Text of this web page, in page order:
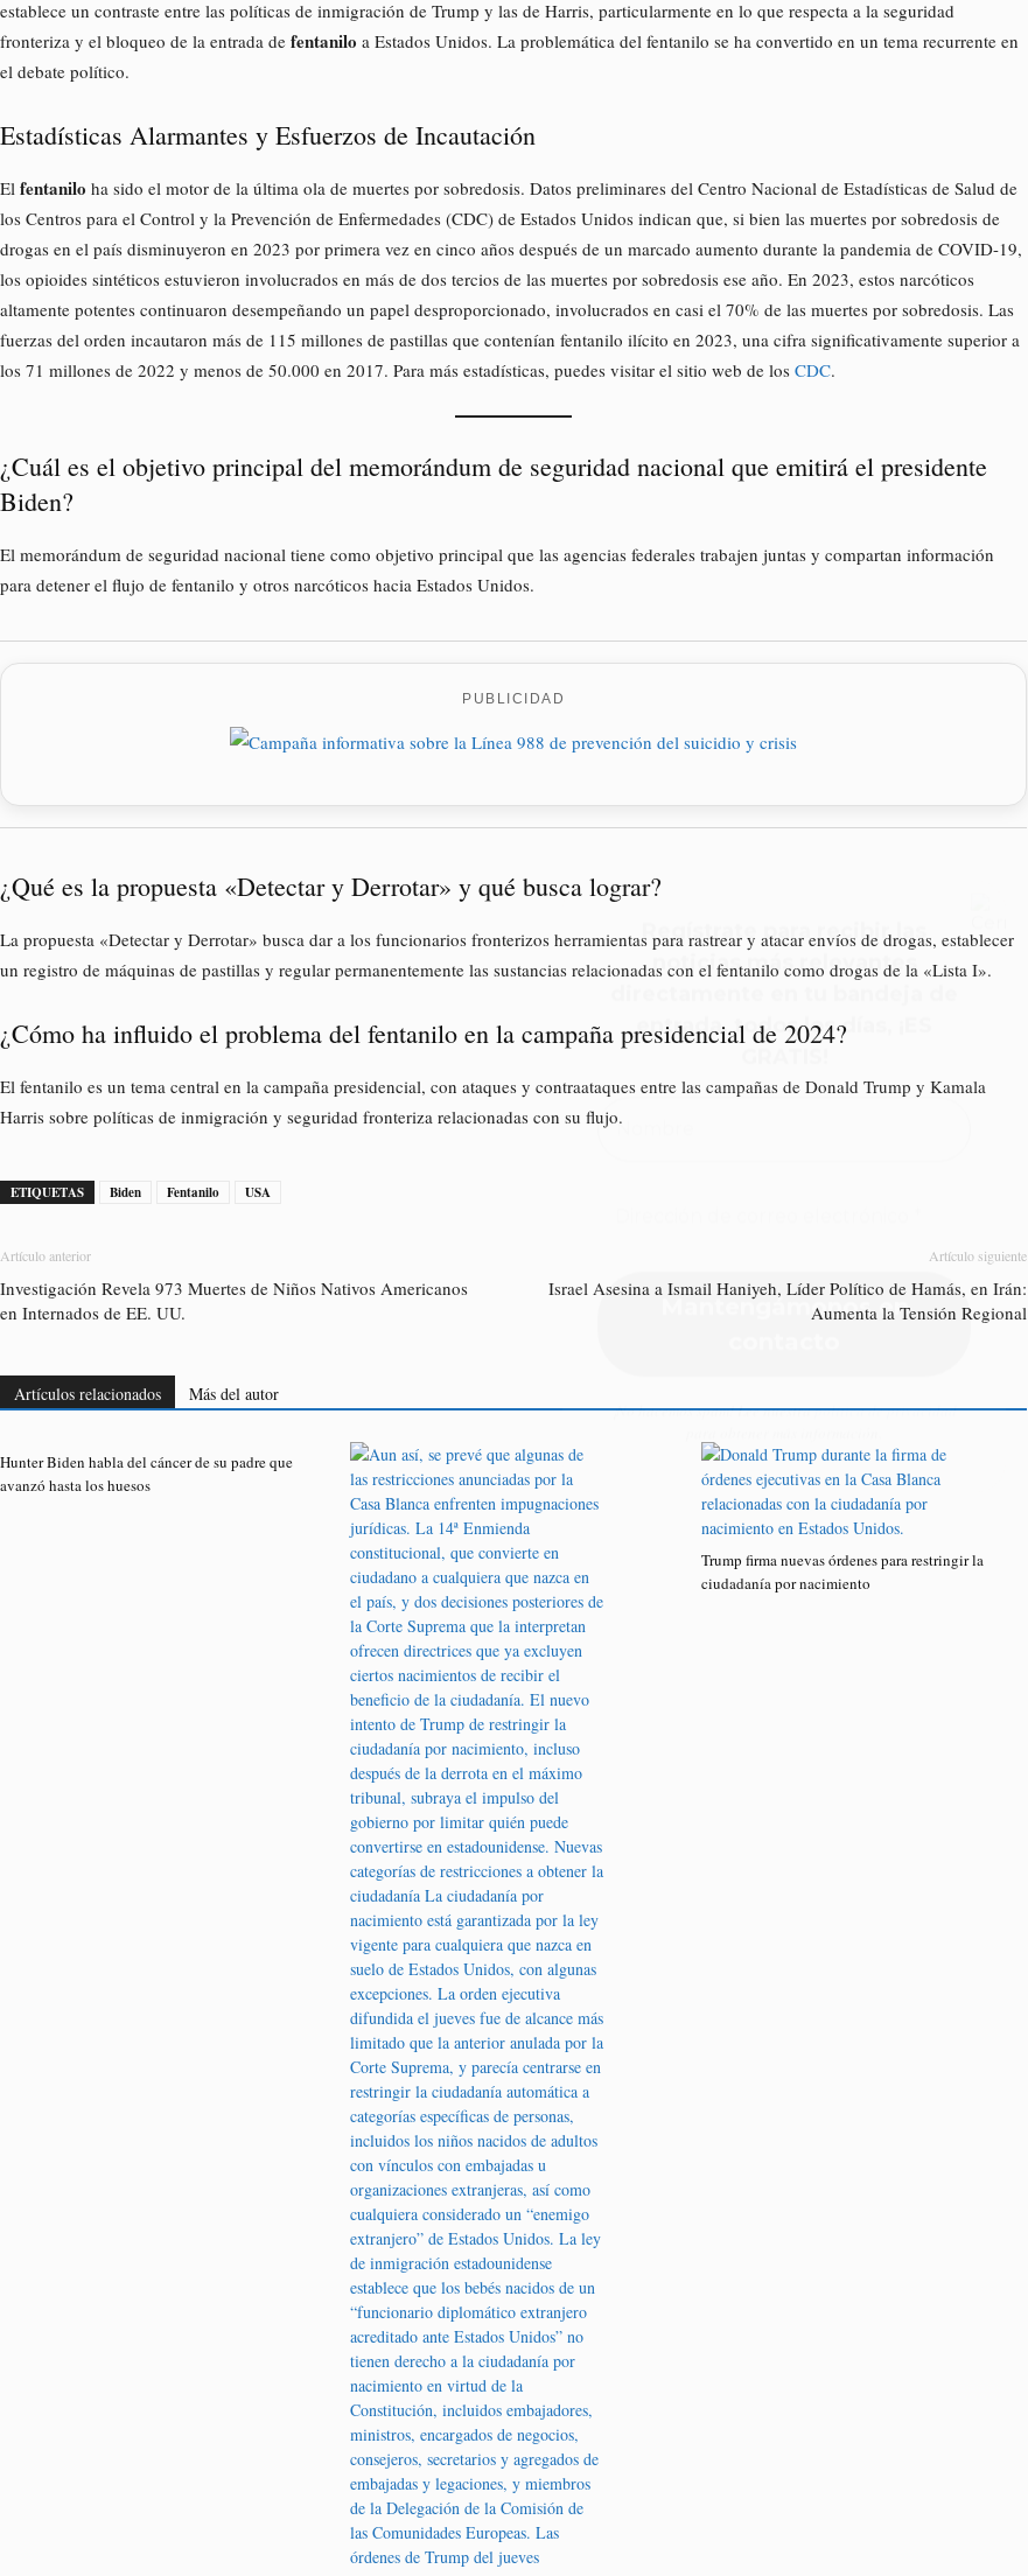
establece un contraste entre las políticas de inmigración de Trump y las de Harris, particularmente en lo que respecta a la seguridad
fronteriza y el bloqueo de la entrada de fentanilo a Estados Unidos. La problemática del fentanilo se ha convertido en un tema recurrente en
el debate político.
Estadísticas Alarmantes y Esfuerzos de Incautación
El fentanilo ha sido el motor de la última ola de muertes por sobredosis. Datos preliminares del Centro Nacional de Estadísticas de Salud de
los Centros para el Control y la Prevención de Enfermedades (CDC) de Estados Unidos indican que, si bien las muertes por sobredosis de
drogas en el país disminuyeron en 2023 por primera vez en cinco años después de un marcado aumento durante la pandemia de COVID-19,
los opioides sintéticos estuvieron involucrados en más de dos tercios de las muertes por sobredosis ese año. En 2023, estos narcóticos
altamente potentes continuaron desempeñando un papel desproporcionado, involucrados en casi el 70% de las muertes por sobredosis. Las
fuerzas del orden incautaron más de 115 millones de pastillas que contenían fentanilo ilícito en 2023, una cifra significativamente superior a
los 71 millones de 2022 y menos de 50.000 en 2017. Para más estadísticas, puedes visitar el sitio web de los CDC.
¿Cuál es el objetivo principal del memorándum de seguridad nacional que emitirá el presidente
Biden?
El memorándum de seguridad nacional tiene como objetivo principal que las agencias federales trabajen juntas y compartan información
para detener el flujo de fentanilo y otros narcóticos hacia Estados Unidos.
PUBLICIDAD
¿Qué es la propuesta «Detectar y Derrotar» y qué busca lograr?
La propuesta «Detectar y Derrotar» busca dar a los funcionarios fronterizos herramientas para rastrear y atacar envíos de drogas, establecer
un registro de máquinas de pastillas y regular permanentemente las sustancias relacionadas con el fentanilo como drogas de la «Lista I».
¿Cómo ha influido el problema del fentanilo en la campaña presidencial de 2024?
El fentanilo es un tema central en la campaña presidencial, con ataques y contraataques entre las campañas de Donald Trump y Kamala
Harris sobre políticas de inmigración y seguridad fronteriza relacionadas con su flujo.
Regístrate para recibir las
ETIQUETAS Biden Fentanilo USA
Artículo anterior
Investigación Revela 973 Muertes de Niños Nativos Americanos
en Internados de EE. UU.
Artículo siguiente
Israel Asesina a Ismail Haniyeh, Líder Político de Hamás, en Irán:
Aumenta la Tensión Regional
Artículos relacionados Más del autor
Hunter Biden habla del cáncer de su padre que
avanzó hasta los huesos
Trump firma nuevas órdenes para restringir la
ciudadanía por nacimiento